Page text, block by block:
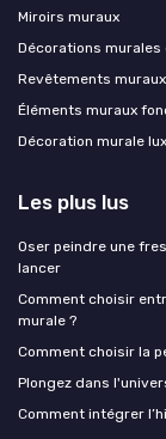
Miroirs muraux
Décorations murales
Revêtements
Éléments muraux
Décoration murale
Les plus lus
Oser peindre une
lancer
Comment choisir
murale ?
Comment choisir la
Plongez dans
Comment intégrer